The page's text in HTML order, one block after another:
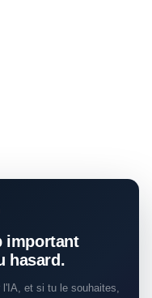
important
hasard.
et si tu le souhaites,